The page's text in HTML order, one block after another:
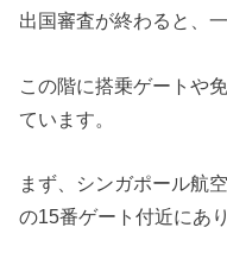
出国審査が終わると、
この階に搭乗ゲートや
ています。
まず、シンガポール航
の15番ゲート付近にあ